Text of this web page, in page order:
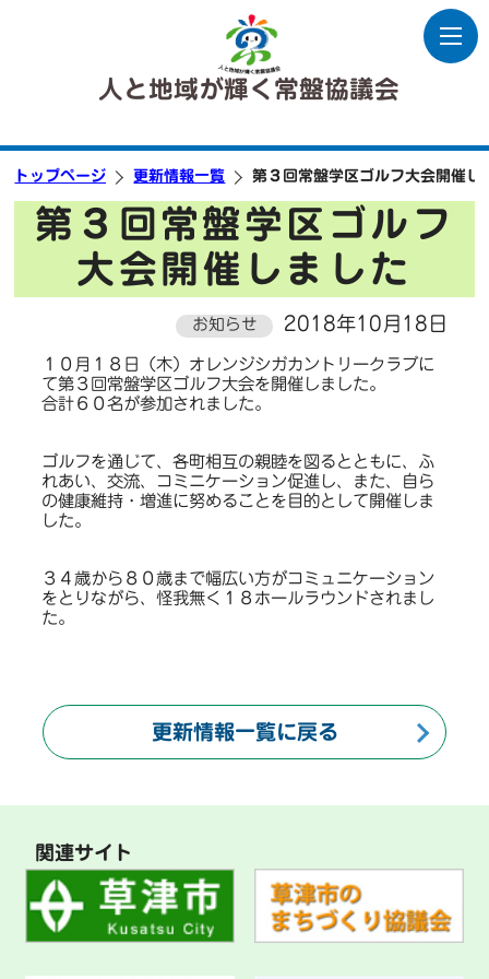
人と地域が輝く常盤協議会
トップページ 更新情報一覧 第３回常盤学区ゴルフ大会開催し
第３回常盤学区ゴルフ
大会開催しました
お知らせ 2018年10月18日
１０月１８日（木）オレンジシガカントリークラブに
て第３回常盤学区ゴルフ大会を開催しました。
合計６０名が参加されました。
ゴルフを通じて、各町相互の親睦を図るとともに、ふ
れあい、交流、コミニケーション促進し、また、自ら
の健康維持・増進に努めることを目的として開催しま
した。
３４歳から８０歳まで幅広い方がコミュニケーション
をとりながら、怪我無く１８ホールラウンドされまし
た。
更新情報一覧に戻る
関連サイト